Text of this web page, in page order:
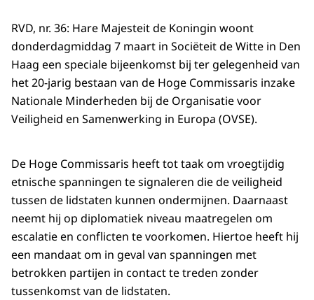
RVD, nr. 36: Hare Majesteit de Koningin woont
donderdagmiddag 7 maart in Sociëteit de Witte in Den
Haag een speciale bijeenkomst bij ter gelegenheid van
het 20-jarig bestaan van de Hoge Commissaris inzake
Nationale Minderheden bij de Organisatie voor
Veiligheid en Samenwerking in Europa (OVSE).
De Hoge Commissaris heeft tot taak om vroegtijdig
etnische spanningen te signaleren die de veiligheid
tussen de lidstaten kunnen ondermijnen. Daarnaast
neemt hij op diplomatiek niveau maatregelen om
escalatie en conflicten te voorkomen. Hiertoe heeft hij
een mandaat om in geval van spanningen met
betrokken partijen in contact te treden zonder
tussenkomst van de lidstaten.